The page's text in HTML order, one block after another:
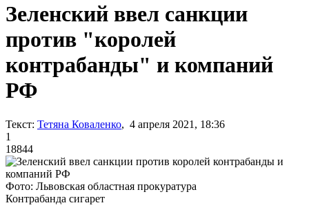
Зеленский ввел санкции
против "королей
контрабанды" и компаний
РФ
Текст: Тетяна Коваленко, 4 апреля 2021, 18:36
1
18844
Фото: Львовская областная прокуратура
Контрабанда сигарет